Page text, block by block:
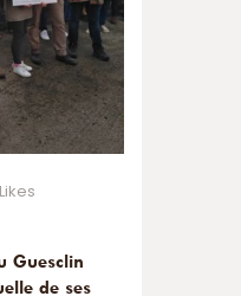
Likes
Guesclin
de ses